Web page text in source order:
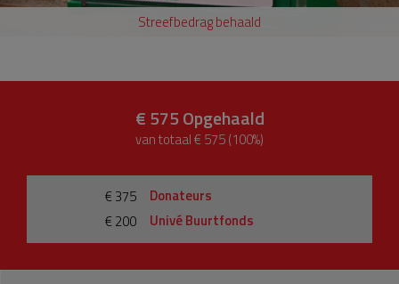
Streefbedrag behaald
€ 575Opgehaald
van totaal € 575 (100%)
€ 375
Donateurs
€ 200
Univé Buurtfonds